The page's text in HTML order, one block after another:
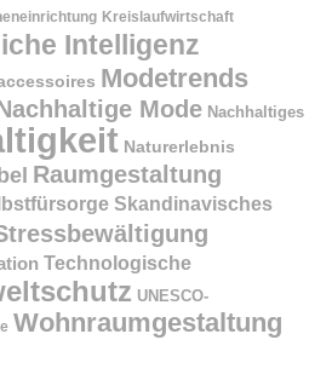
Kreislaufwirtschaft
Intelligenz
Modetrends
Mode Nachhaltiges
Naturerlebnis
Raumgestaltung
Skandinavisches
Technologische
UNESCO-
Wohnraumgestaltung